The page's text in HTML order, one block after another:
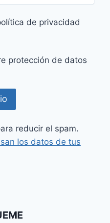
de privacidad
protección de datos
reducir el spam.
los datos de tus